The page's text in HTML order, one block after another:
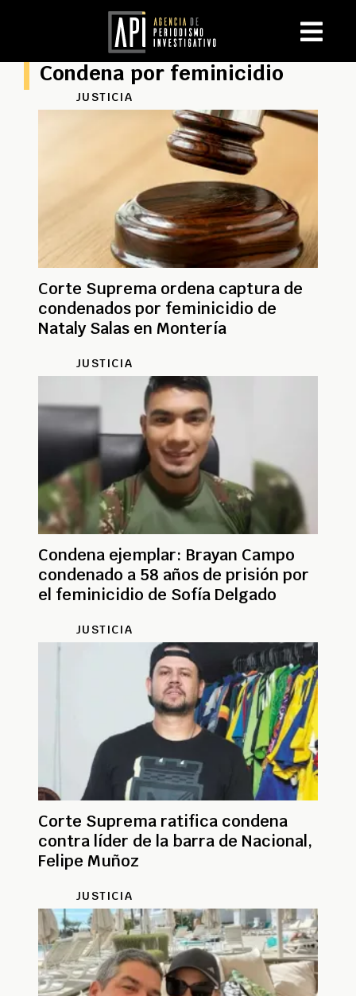
Condena por feminicidio
JUSTICIA
Corte Suprema ordena captura de
condenados por feminicidio de
Nataly Salas en Montería
JUSTICIA
Condena ejemplar: Brayan Campo
condenado a 58 años de prisión por
el feminicidio de Sofía Delgado
JUSTICIA
Corte Suprema ratifica condena
contra líder de la barra de Nacional,
Felipe Muñoz
JUSTICIA